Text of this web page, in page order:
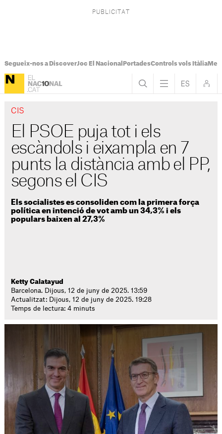
Segueix-nos a DiscoverJoc El Nacional PortadesControls vols Itàlia
CIS
El PSOE puja tot i els
escàndols i eixampla en 7
punts la distància amb el PP,
segons el CIS
Els socialistes es consoliden com la primera força
política en intenció de vot amb un 34,3% i els
populars baixen al 27,3%
Ketty Calatayud
Barcelona. Dijous, 12 de juny de 2025. 13:59
Actualitzat: Dijous, 12 de juny de 2025. 19:28
Temps de lectura: 4 minuts